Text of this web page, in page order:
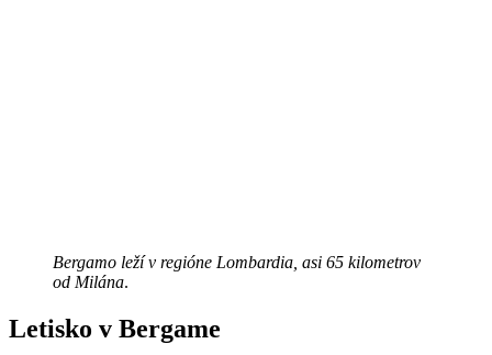
Bergamo leží v regióne Lombardia, asi 65 kilometrov
od Milána.
Letisko v Bergame